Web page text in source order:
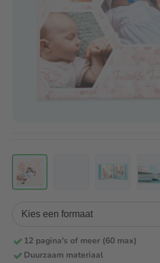
12 pagina's of meer (60 max)
Duurzaam materiaal